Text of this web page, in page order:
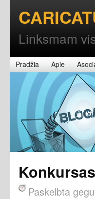
Linksmam
Pradžia Apie
Paskelbta